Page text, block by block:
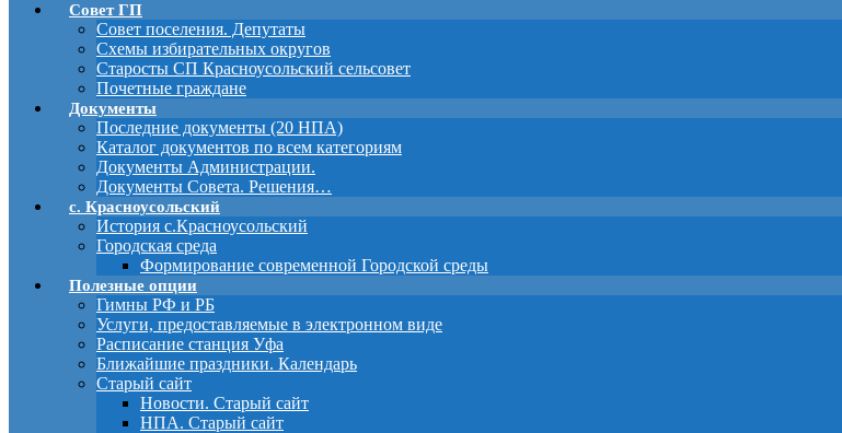
Совет ГП
Совет поселения. Депутаты
Схемы избирательных округов
Старосты СП Красноусольский сельсовет
Почетные граждане
Документы
Последние документы (20 НПА)
Каталог документов по всем категориям
Документы Администрации.
Документы Совета. Решения…
с. Красноусольский
История с.Красноусольский
Городская среда
Формирование современной Городской среды
Полезные опции
Гимны РФ и РБ
Услуги, предоставляемые в электронном виде
Расписание станция Уфа
Ближайшие праздники. Календарь
Старый сайт
Новости. Старый сайт
НПА. Старый сайт